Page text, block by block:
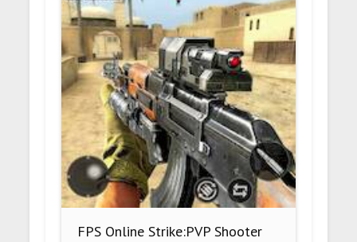
FPS Online Strike:PVP Shooter